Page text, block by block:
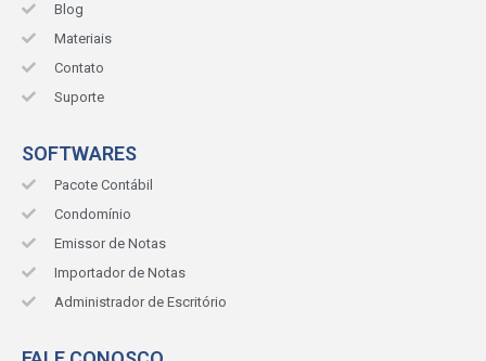
Blog
Materiais
Contato
Suporte
SOFTWARES
Pacote Contábil
Condomínio
Emissor de Notas
Importador de Notas
Administrador de Escritório